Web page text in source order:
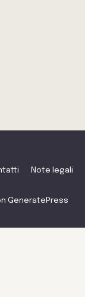
Note legali
GeneratePress